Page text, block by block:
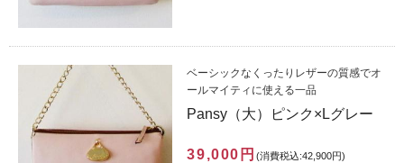
ベーシックなくったりレザーの質感でオ
ールマイティに使える一品
Pansy（大）ピンク×Lグレー
39,000円 (消費税込:42,900円)